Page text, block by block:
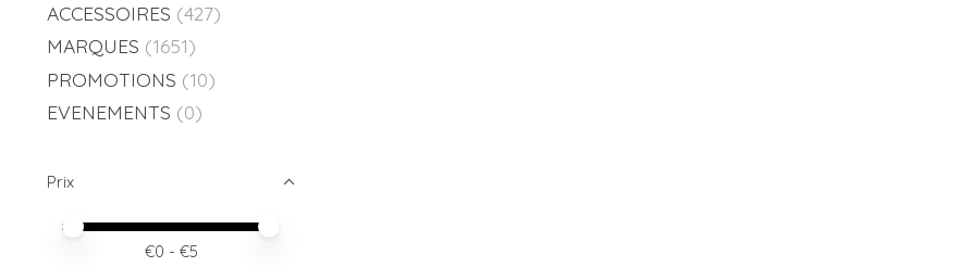
ACCESSOIRES (427)
MARQUES (1651)
PROMOTIONS (10)
EVENEMENTS (0)
Prix
Prix minimum
Price maximum value
€0 - €5